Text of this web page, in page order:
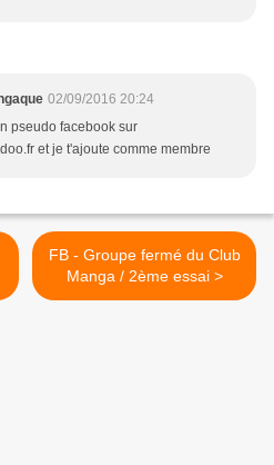
02/09/2016 20:24
pseudo facebook sur
et je t'ajoute comme membre
FB - Groupe fermé du Club
Manga / 2ème essai >